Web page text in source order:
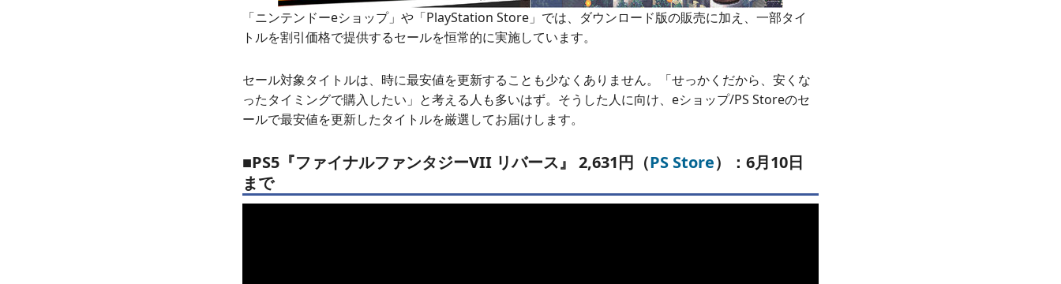
「ニンテンドーeショップ」や「PlayStation Store」では、ダウンロード版の販売に加え、一部タイ
トルを割引価格で提供するセールを恒常的に実施しています。
セール対象タイトルは、時に最安値を更新することも少なくありません。「せっかくだから、安くな
ったタイミングで購入したい」と考える人も多いはず。そうした人に向け、eショップ/PS Storeのセ
ールで最安値を更新したタイトルを厳選してお届けします。
■PS5『ファイナルファンタジーVII リバース』 2,631円（PS Store）：6月10日
まで